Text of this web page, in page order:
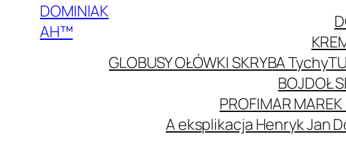
DOMINIAK
AH™
GLOBUSY OŁÓWKI SKRYBA Tychy
BOJDOŁ
PROFIMAR
A eksplikacja Henryk Jan